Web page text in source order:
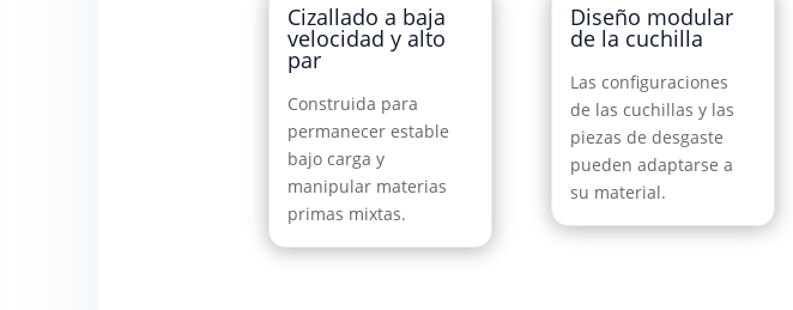
Cizallado a baja
velocidad y alto
par
Construida para
permanecer estable
bajo carga y
manipular materias
primas mixtas.
Diseño modular
de la cuchilla
Las configuraciones
de las cuchillas y las
piezas de desgaste
pueden adaptarse a
su material.